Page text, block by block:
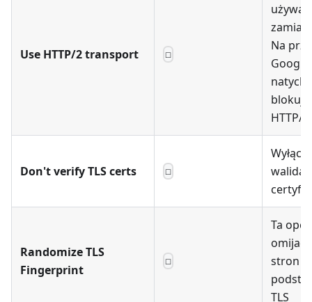
Use HTTP/2 transport ☐
Na
HTTP/
Don't verify TLS certs ☐
Randomize TLS
Fingerprint
☐
Ta
omijać
stron
TLS